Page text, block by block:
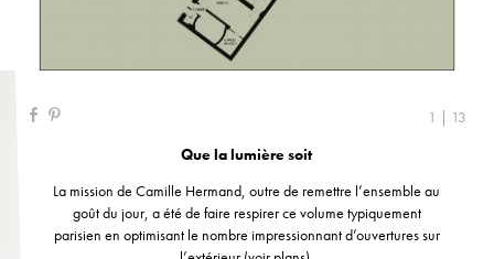
1 | 13
Que la lumière soit
La mission de Camille Hermand, outre de remettre l’ensemble au
goût du jour, a été de faire respirer ce volume typiquement
parisien en optimisant le nombre impressionnant d’ouvertures sur